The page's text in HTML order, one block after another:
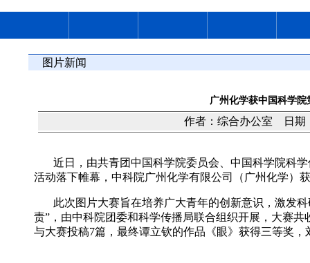
图片新闻
广州化学获中国科学
作者：综合办公室 日
近日，由共青团中国科学院委员会、中国科学院科
活动落下帷幕，中科院广州化学有限公司（广州化学）
此次图片大赛旨在培养广大青年的创新意识，激发
责”，由中科院团委和科学传播局联合组织开展，大赛共
与大赛投稿7篇，最终谭立钦的作品《眼》获得三等奖